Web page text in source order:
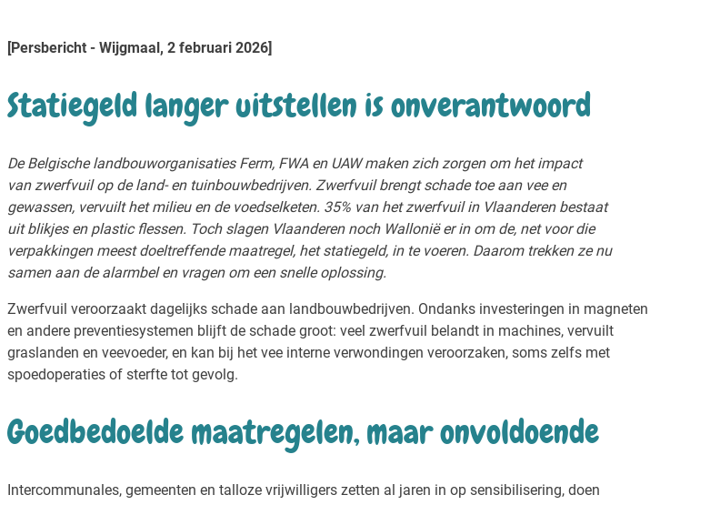
[Persbericht - Wijgmaal, 2 februari 2026]
Statiegeld langer uitstellen is onverantwoord
De Belgische landbouworganisaties Ferm, FWA en UAW maken zich zorgen om het impact
van zwerfvuil op de land- en tuinbouwbedrijven. Zwerfvuil brengt schade toe aan vee en
gewassen, vervuilt het milieu en de voedselketen. 35% van het zwerfvuil in Vlaanderen bestaat
uit blikjes en plastic flessen. Toch slagen Vlaanderen noch Wallonië er in om de, net voor die
verpakkingen meest doeltreffende maatregel, het statiegeld, in te voeren. Daarom trekken ze nu
samen aan de alarmbel en vragen om een snelle oplossing.
Zwerfvuil veroorzaakt dagelijks schade aan landbouwbedrijven. Ondanks investeringen in magneten
en andere preventiesystemen blijft de schade groot: veel zwerfvuil belandt in machines, vervuilt
graslanden en veevoeder, en kan bij het vee interne verwondingen veroorzaken, soms zelfs met
spoedoperaties of sterfte tot gevolg.
Goedbedoelde maatregelen, maar onvoldoende
Intercommunales, gemeenten en talloze vrijwilligers zetten al jaren in op sensibilisering, doen